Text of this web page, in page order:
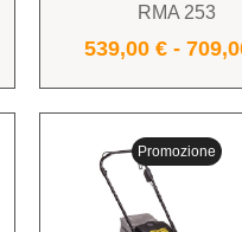
RMA 253
539,00€ -
Promozione